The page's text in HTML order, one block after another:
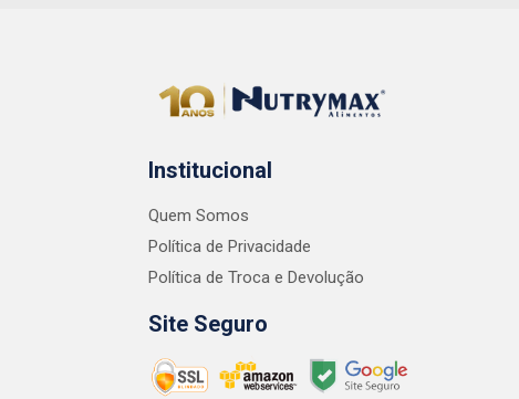
Institucional
Quem Somos
Política de Privacidade
Política de Troca e Devolução
Site Seguro